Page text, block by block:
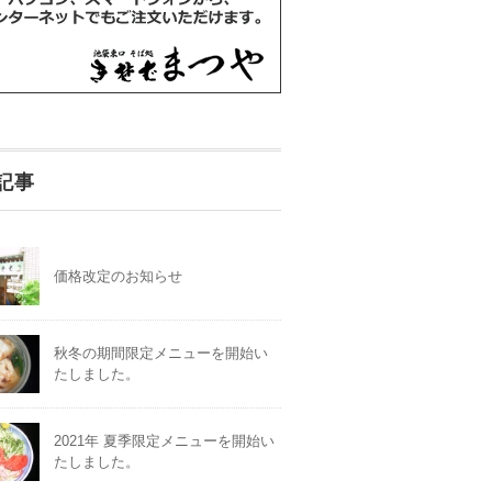
事
価格改定のお知らせ
秋冬の期間限定メニューを開始い
たしました。
2021年 夏季限定メニューを開始い
たしました。